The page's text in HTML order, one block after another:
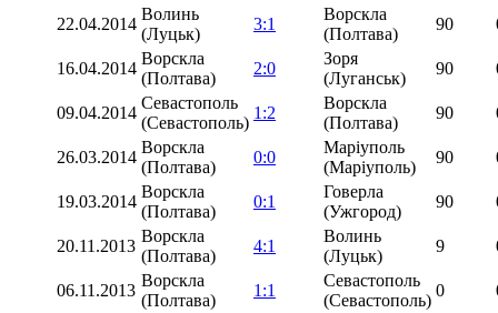
22.04.2014
Волинь
(Луцьк)
3:1
Ворскла
(Полтава)
90
16.04.2014
Ворскла
(Полтава)
2:0
Зоря
(Луганськ)
90
09.04.2014
Севастополь
(Севастополь)
1:2
Ворскла
(Полтава)
90
26.03.2014
Ворскла
(Полтава)
0:0
Маріуполь
(Маріуполь)
90
19.03.2014
Ворскла
(Полтава)
0:1
Говерла
(Ужгород)
90
20.11.2013
Ворскла
(Полтава)
4:1
Волинь
(Луцьк)
9
06.11.2013
Ворскла
(Полтава)
1:1
Севастополь
(Севастополь)
0